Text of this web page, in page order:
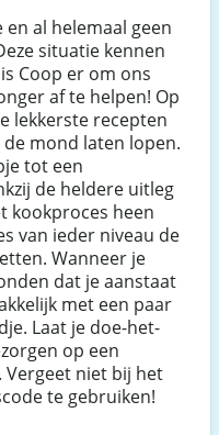
al helemaal geen
situatie kennen
Coop er om ons
af te helpen! Op
lekkerste recepten
mond laten lopen.
tot een
de heldere uitleg
kookproces heen
van ieder niveau de
Wanneer je
dat je aanstaat
met een paar
Laat je doe-het-
op een
niet bij het
te gebruiken!